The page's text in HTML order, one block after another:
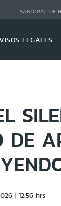
SANTORAL DE
LEGALES
DE
12:56 hrs